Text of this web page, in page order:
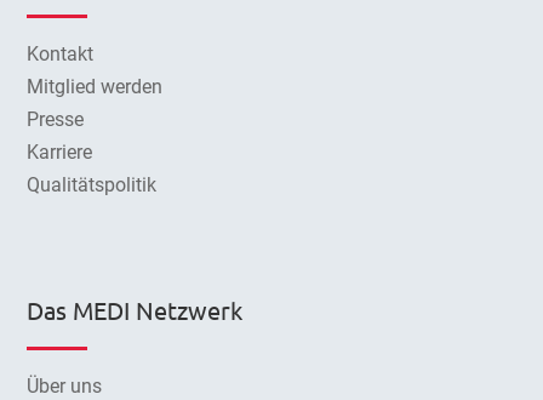
Kontakt
Mitglied werden
Presse
Karriere
Qualitätspolitik
Das MEDI Netzwerk
Über uns